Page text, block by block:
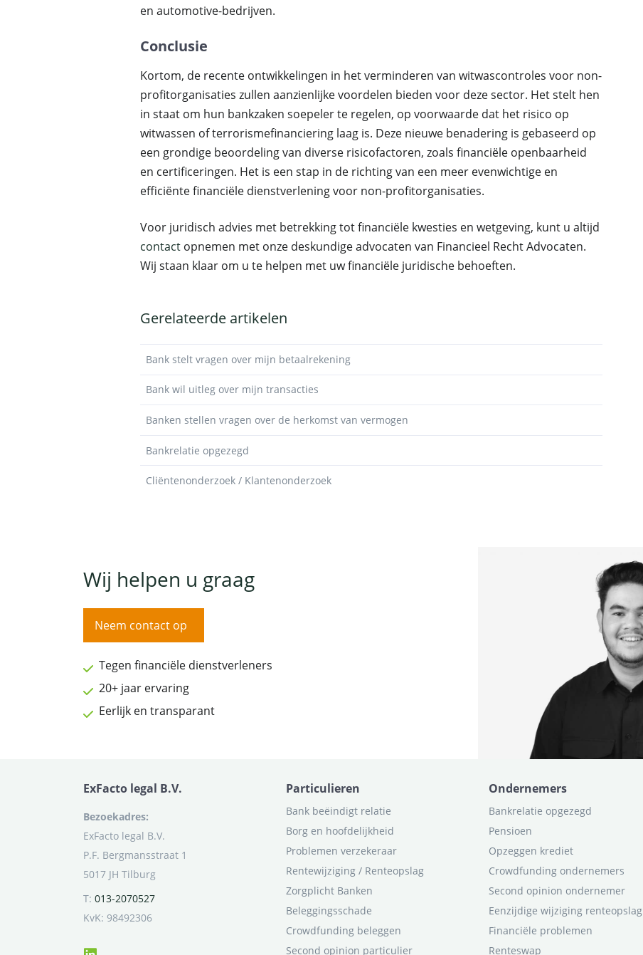
en automotive-bedrijven.
Conclusie
Kortom, de recente ontwikkelingen in het verminderen van witwascontroles voor non-
profitorganisaties zullen aanzienlijke voordelen bieden voor deze sector. Het stelt hen
in staat om hun bankzaken soepeler te regelen, op voorwaarde dat het risico op
witwassen of terrorismefinanciering laag is. Deze nieuwe benadering is gebaseerd op
een grondige beoordeling van diverse risicofactoren, zoals financiële openbaarheid
en certificeringen. Het is een stap in de richting van een meer evenwichtige en
efficiënte financiële dienstverlening voor non-profitorganisaties.
Voor juridisch advies met betrekking tot financiële kwesties en wetgeving, kunt u altijd
contact opnemen met onze deskundige advocaten van Financieel Recht Advocaten.
Wij staan klaar om u te helpen met uw financiële juridische behoeften.
Gerelateerde artikelen
Bank stelt vragen over mijn betaalrekening
Bank wil uitleg over mijn transacties
Banken stellen vragen over de herkomst van vermogen
Bankrelatie opgezegd
Cliëntenonderzoek / Klantenonderzoek
Wij helpen u graag
Neem contact op
Tegen financiële dienstverleners
20+ jaar ervaring
Eerlijk en transparant
ExFacto legal B.V.
Bezoekadres:
ExFacto legal B.V.
P.F. Bergmansstraat 1
5017 JH Tilburg
T: 013-2070527
KvK: 98492306
Particulieren
Bank beëindigt relatie
Borg en hoofdelijkheid
Problemen verzekeraar
Rentewijziging / Renteopslag
Zorgplicht Banken
Beleggingsschade
Crowdfunding beleggen
Second opinion particulier
Ondernemers
Bankrelatie opgezegd
Pensioen
Opzeggen krediet
Crowdfunding ondernemers
Second opinion ondernemer
Eenzijdige wijziging renteopslag
Financiële problemen
Renteswap